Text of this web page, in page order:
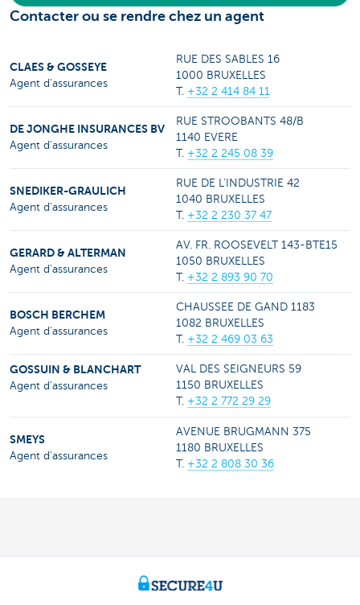
Contacter ou se rendre chez un agent
CLAES & GOSSEYE
Agent d'assurances
RUE DES SABLES 16
1000 BRUXELLES
T. +32 2 414 84 11
DE JONGHE INSURANCES BV
Agent d'assurances
RUE STROOBANTS 48/B
1140 EVERE
T. +32 2 245 08 39
SNEDIKER-GRAULICH
Agent d'assurances
RUE DE L'INDUSTRIE 42
1040 BRUXELLES
T. +32 2 230 37 47
GERARD & ALTERMAN
Agent d'assurances
AV. FR. ROOSEVELT 143-BTE15
1050 BRUXELLES
T. +32 2 893 90 70
BOSCH BERCHEM
Agent d'assurances
CHAUSSEE DE GAND 1183
1082 BRUXELLES
T. +32 2 469 03 63
GOSSUIN & BLANCHART
Agent d'assurances
VAL DES SEIGNEURS 59
1150 BRUXELLES
T. +32 2 772 29 29
SMEYS
Agent d'assurances
AVENUE BRUGMANN 375
1180 BRUXELLES
T. +32 2 808 30 36